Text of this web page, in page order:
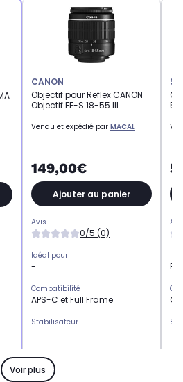
CANON
Objectif pour Reflex CANON
Objectif EF-S 18-55 III
Vendu et expédié par MACAL
149,00€
Ajouter au panier
Avis
0/5 (0)
Idéal pour
-
Compatibilité
APS-C et Full Frame
Stabilisateur
-
Focale
-
-
Voir plus